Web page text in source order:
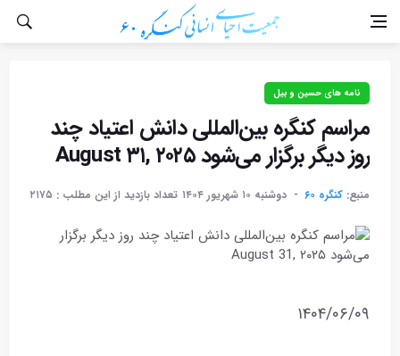
نامه های حسین و بیل
مراسم کنگره بین‌المللی دانش اعتیاد چند
روز دیگر برگزار می‌شود August ۳۱, ۲۰۲۵
منبع: کنگره ۶۰ دوشنبه ۱۰ شهريور ۱۴۰۴ تعداد بازدید از این مطلب : ۲۱۷۵
۱۴۰۴/۰۶/۰۹